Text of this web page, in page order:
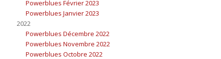
Powerblues Février 2023
Powerblues Janvier 2023
2022
Powerblues Décembre 2022
Powerblues Novembre 2022
Powerblues Octobre 2022